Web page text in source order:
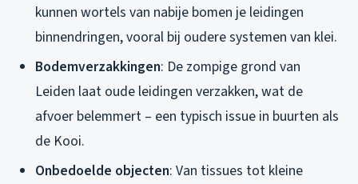
kunnen wortels van nabije bomen je leidingen
binnendringen, vooral bij oudere systemen van klei.
Bodemverzakkingen: De zompige grond van
Leiden laat oude leidingen verzakken, wat de
afvoer belemmert – een typisch issue in buurten als
de Kooi.
Onbedoelde objecten: Van tissues tot kleine